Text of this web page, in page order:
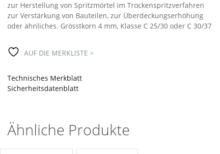
zur Herstellung von Spritzmörtel im Trockenspritzverfahren
zur Verstärkung von Bauteilen, zur Überdeckungserhöhung
oder ähnliches. Grösstkorn 4 mm, Klasse C 25/30 oder C 30/37
AUF DIE MERKLISTE >
Technisches Merkblatt
Sicherheitsdatenblatt
Ähnliche Produkte